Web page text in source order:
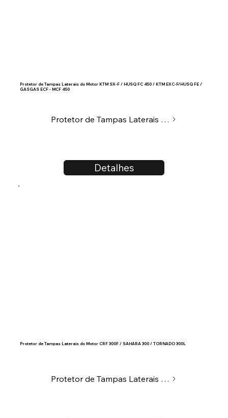
Protetor de Tampas Laterais do Motor KTM SX-F / HUSQ FC 450 / KTM EXC-F/HUSQ FE /
GASGAS ECF - MCF 450
Detalhes
Protetor de Tampas Laterais do Motor
Protetor de Tampas Laterais do Motor CRF 300F / SAHARA 300 / TORNADO 300L
Protetor de Tampas Laterais do Motor